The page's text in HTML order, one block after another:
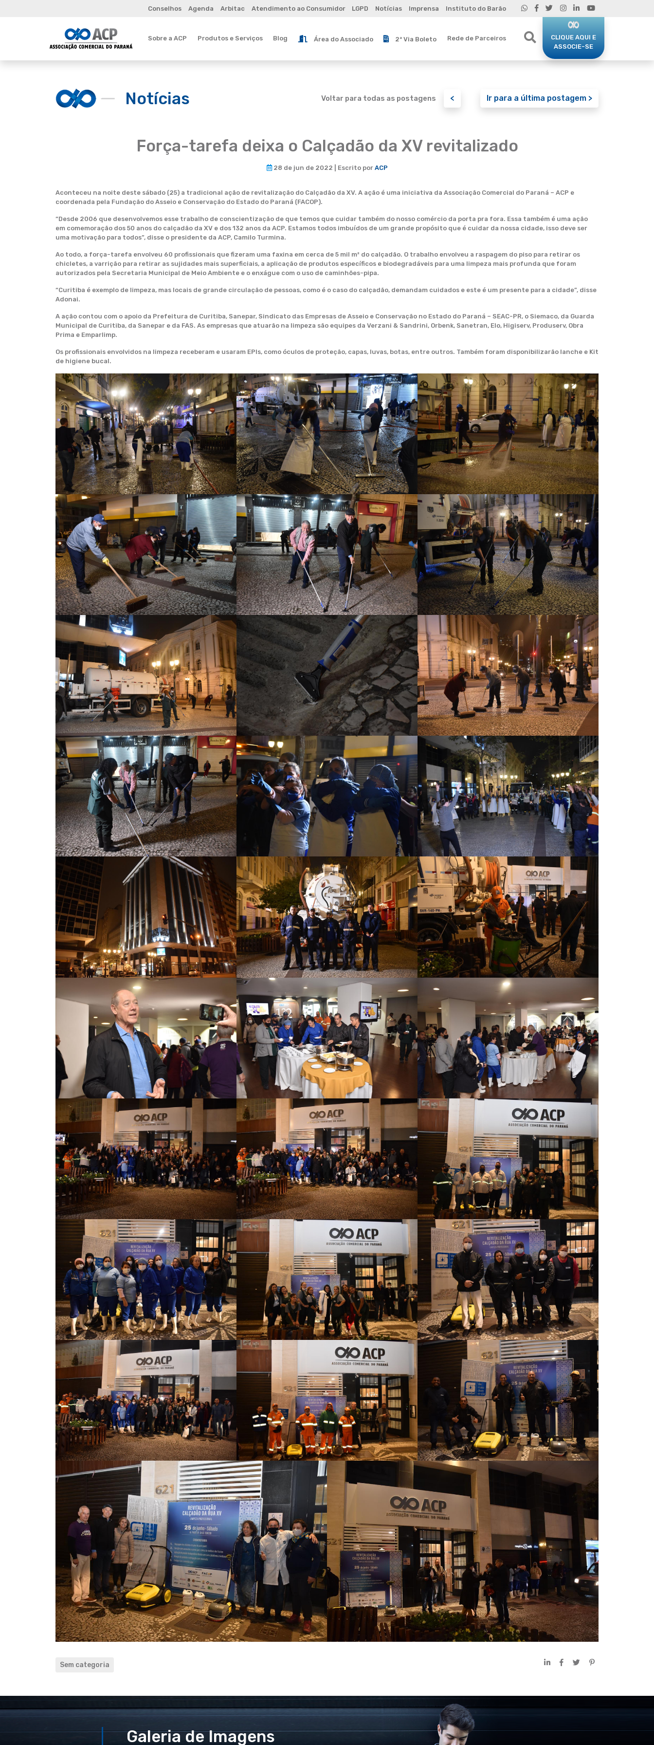
Conselhos Agenda Arbitac Atendimento ao Consumidor LGPD Notícias Imprensa Instituto do Barão
Sobre a ACP Produtos e Serviços Blog Área do Associado 2ª Via Boleto Rede de Parceiros
CLIQUE AQUI E
ASSOCIE-SE
Notícias Voltar para todas as postagens < Ir para a última postagem >
Força-tarefa deixa o Calçadão da XV revitalizado
28 de jun de 2022 | Escrito por ACP
Aconteceu na noite deste sábado (25) a tradicional ação de revitalização do Calçadão da XV. A ação é uma iniciativa da Associação Comercial do Paraná – ACP e
coordenada pela Fundação do Asseio e Conservação do Estado do Paraná (FACOP).
“Desde 2006 que desenvolvemos esse trabalho de conscientização de que temos que cuidar também do nosso comércio da porta pra fora. Essa também é uma ação
em comemoração dos 50 anos do calçadão da XV e dos 132 anos da ACP. Estamos todos imbuídos de um grande propósito que é cuidar da nossa cidade, isso deve ser
uma motivação para todos”, disse o presidente da ACP, Camilo Turmina.
Ao todo, a força-tarefa envolveu 60 profissionais que fizeram uma faxina em cerca de 5 mil m² do calçadão. O trabalho envolveu a raspagem do piso para retirar os
chicletes, a varrição para retirar as sujidades mais superficiais, a aplicação de produtos específicos e biodegradáveis para uma limpeza mais profunda que foram
autorizados pela Secretaria Municipal de Meio Ambiente e o enxágue com o uso de caminhões-pipa.
“Curitiba é exemplo de limpeza, mas locais de grande circulação de pessoas, como é o caso do calçadão, demandam cuidados e este é um presente para a cidade”, disse
Adonai.
A ação contou com o apoio da Prefeitura de Curitiba, Sanepar, Sindicato das Empresas de Asseio e Conservação no Estado do Paraná – SEAC-PR, o Siemaco, da Guarda
Municipal de Curitiba, da Sanepar e da FAS. As empresas que atuarão na limpeza são equipes da Verzani & Sandrini, Orbenk, Sanetran, Elo, Higiserv, Produserv, Obra
Prima e Emparlimp.
Os profissionais envolvidos na limpeza receberam e usaram EPIs, como óculos de proteção, capas, luvas, botas, entre outros. Também foram disponibilizarão lanche e Kit
de higiene bucal.
Sem categoria
Galeria de Imagens